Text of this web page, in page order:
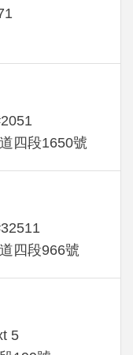
四段1650號
四段966號
5